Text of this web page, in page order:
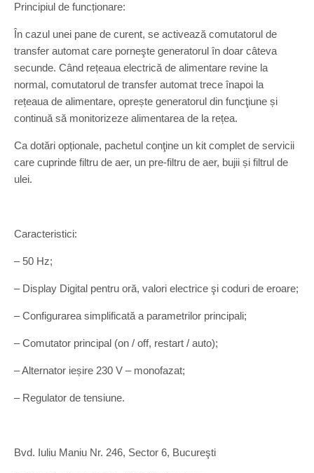
Principiul de funcționare:
În cazul unei pane de curent, se activează comutatorul de
transfer automat care porneşte generatorul în doar câteva
secunde. Când rețeaua electrică de alimentare revine la
normal, comutatorul de transfer automat trece înapoi la
rețeaua de alimentare, oprește generatorul din funcţiune și
continuă să monitorizeze alimentarea de la rețea.
Ca dotări opționale, pachetul conţine un kit complet de servicii
care cuprinde filtru de aer, un pre-filtru de aer, bujii și filtrul de
ulei.
Caracteristici:
– 50 Hz;
– Display Digital pentru oră, valori electrice şi coduri de eroare;
– Configurarea simplificată a parametrilor principali;
– Comutator principal (on / off, restart / auto);
– Alternator ieșire 230 V – monofazat;
– Regulator de tensiune.
Bvd. Iuliu Maniu Nr. 246, Sector 6, Bucureşti